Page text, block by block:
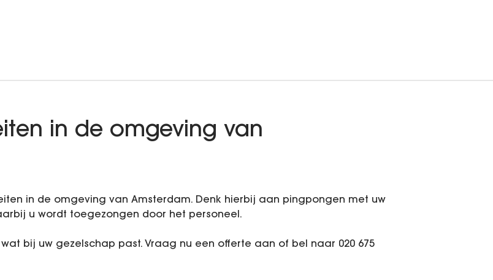
in de omgeving van
in de omgeving van Amsterdam. Denk hierbij aan pingpongen met uw
u wordt toegezongen door het personeel.
bij uw gezelschap past. Vraag nu een offerte aan of bel naar 020 675